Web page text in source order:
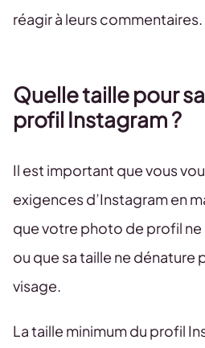
réagir à leurs commentaires.
Quelle taille pour
profil Instagram ?
Il est important que vous
exigences d’Instagram en
que votre photo de profil
ou que sa taille ne dénature
visage.
La taille minimum du profil